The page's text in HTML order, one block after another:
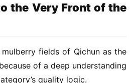
the Very Front of the
fields of Qichun as the
of a deep understanding
quality logic.